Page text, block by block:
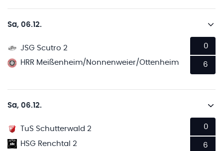
Sa, 06.12.
JSG Scutro 2
HRR Meißenheim/Nonnenweier/Ottenheim
0
6
Sa, 06.12.
TuS Schutterwald 2
HSG Renchtal 2
0
6